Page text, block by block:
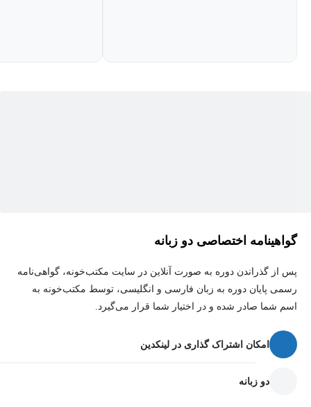
موجود در دنیای واقعی را به دست می‌آورد.
در جلسات درمان شناختی رفتاری به موضوعات مختلفی از جمله
اثربخشی درمان شناختی رفتاری، درمان وسواس فکری، رفتار درماني
دوره مورد توجه قرار گرفته است. در آموزش این دوره ضمن توجه به
اختلال‌هایی مثل اختلال وسواس، افسردگی و ... از منابع گوناگونی مانند
آموزش درمان شناختی رفتاری جسی رایت و کتاب فنون درمان شناختی
گواهینامه اختصاصی دو زبانه
پس از گذراندن دوره به صورت آنلاین در سایت مکتب‌خونه، گواهی‌نامه
رسمی پایان دوره به زبان فارسی و انگلیسی، توسط مکتب‌خونه به
اسم شما صادر شده و در اختیار شما قرار می‌گیرد.
امکان اشتراک گذاری در لینکدین
دو زبانه